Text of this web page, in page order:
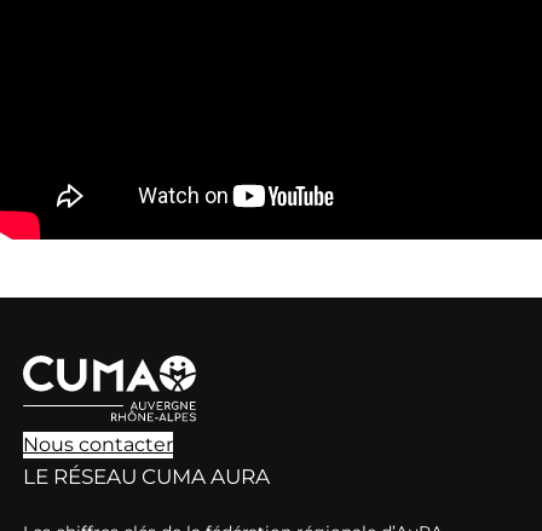
Nous contacter
LE RÉSEAU CUMA AURA